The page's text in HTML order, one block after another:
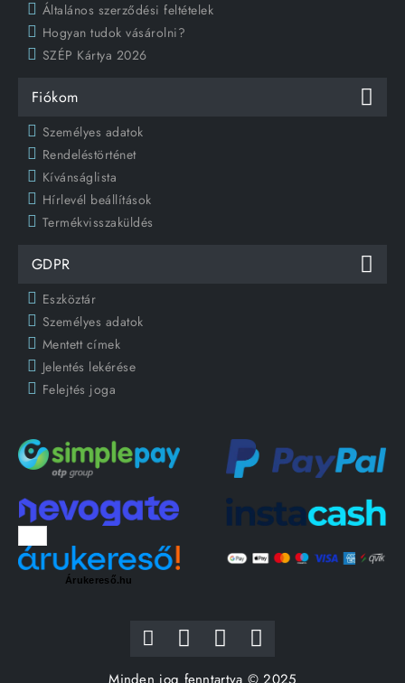
Általános szerződési feltételek
Hogyan tudok vásárolni?
SZÉP Kártya 2026
Fiókom
Személyes adatok
Rendeléstörténet
Kívánságlista
Hírlevél beállítások
Termékvisszaküldés
GDPR
Eszköztár
Személyes adatok
Mentett címek
Jelentés lekérése
Felejtés joga
Árukereső.hu